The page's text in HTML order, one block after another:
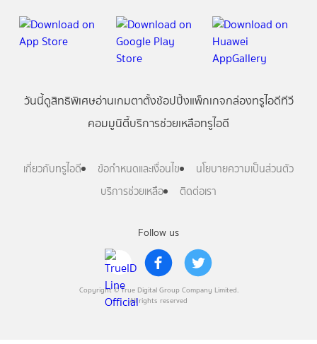
Follow us
Copyright © True Digital Group Company Limited.
All rights reserved
วันนี้ดูสิทธิพิเศษอ่านเกมตาตั้งช้อปปิ้งแพ็กเกจกล่องทรูไอดีทีวี
คอมมูนิตี้บริการช่วยเหลือทรูไอดี
เกี่ยวกับทรูไอดี ข้อกำหนดและเงื่อนไข
นโยบายความเป็นส่วนตัว
บริการช่วยเหลือ
ติดต่อเรา